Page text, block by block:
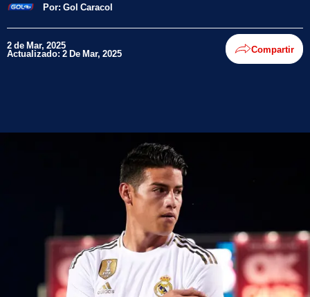
Por: Gol Caracol
2 de Mar, 2025
Actualizado: 2 De Mar, 2025 Compartir